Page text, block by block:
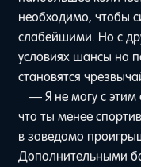
необходимо, чтобы
слабейшими. Но с
условиях шансы на
становятся
— Я не могу с этим
что ты менее
в заведомо
Дополнительными